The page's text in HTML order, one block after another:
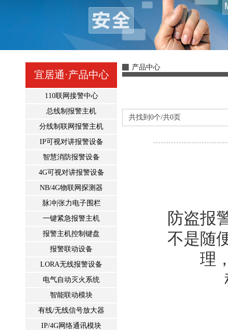
产品中心
共找到0个/共0页
防盗报
不是随
理
宜居通·产品中心
110联网接警中心
总线制报警主机
分线制联网报警主机
IP可视对讲报警设备
智慧消防报警设备
4G可视对讲报警设备
NB/4G物联网探测器
脉冲|张力电子围栏
一键紧急报警主机
报警主机控制键盘
报警联动设备
LORA无线报警设备
电气自动灭火系统
智能联动模块
有线/无线信号放大器
IP/4G网络通讯模块